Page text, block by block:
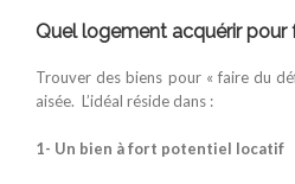
Quel logement acquérir pour
Trouver des biens pour « faire du
aisée. L’idéal réside dans :
1- Un bien à fort potentiel locatif